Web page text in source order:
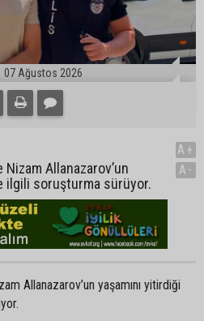
07 Ağustos 2026
Nizam Allanazarov’un
ilgili soruşturma sürüyor.
A+
A-
Allanazarov’un yaşamını yitirdiği